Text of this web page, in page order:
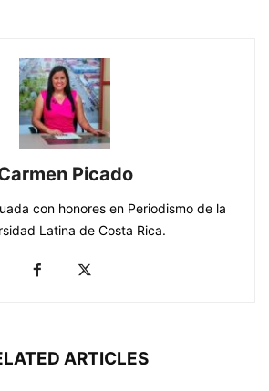
Picado
con honores en Periodismo de la
Latina de Costa Rica.
ARTICLES